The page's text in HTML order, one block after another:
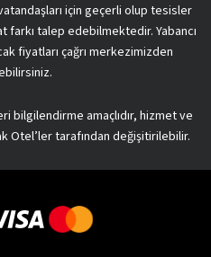
için geçerli olup tesisler
farkı talep edebilmektedir. Yabancı
fiyatları çağrı merkezimizden
bilgilendirme amaçlıdır, hizmet ve
Otel’ler tarafından değişitirilebilir.